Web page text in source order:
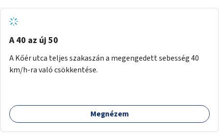
A 40 az új 50
A Kőér utca teljes szakaszán a megengedett sebesség 40
km/h-ra való csökkentése.
Megnézem